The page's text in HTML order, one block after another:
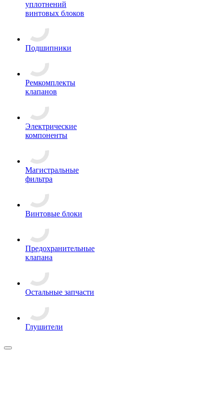
уплотнений
винтовых блоков
Подшипники
Ремкомплекты
клапанов
Электрические
компоненты
Магистральные
фильтра
Винтовые блоки
Предохранительные
клапана
Остальные запчасти
Глушители